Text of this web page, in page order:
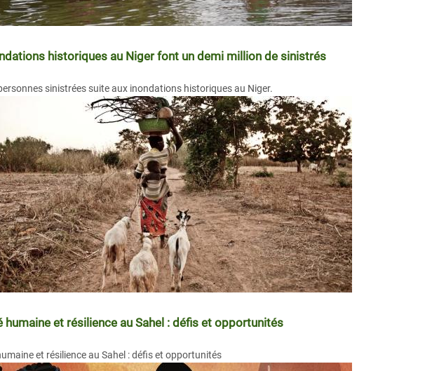
historiques au Niger font un demi million de sinistrés
sinistrées suite aux inondations historiques au Niger.
humaine et résilience au Sahel : défis et opportunités
et résilience au Sahel : défis et opportunités